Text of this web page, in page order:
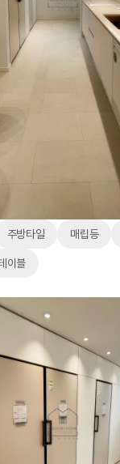
주방타일 매립등
이블